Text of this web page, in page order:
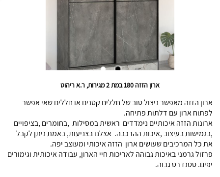
ארון הזזה 180 במת 2 מגירות, ר.א ריהוט
ארון הזזה מאפשר ניצול טוב של חללים קטנים או חללים שאי אפשר
לפתוח ארון עם דלתות פתיחה.
ארונות הזזה איכותיים נימדדים ראשית במסילות ,בחומרים ,בציפויים
,בגמישות בעיצוב ,איכות ההרכבה. אצלנו בצניעות, באמת ניתן לקבל
את כל המרכיבים שעושים ארון הזזה איכותי ומעוצב יפה.
פרזול גרמני באיכות גבוהה לאריכות חיי הארון, עבודה איכותית וגימורים
יפים. סטנדרט גבוה.